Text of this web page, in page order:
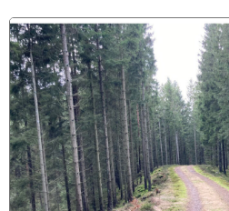
Naturfalken quiz